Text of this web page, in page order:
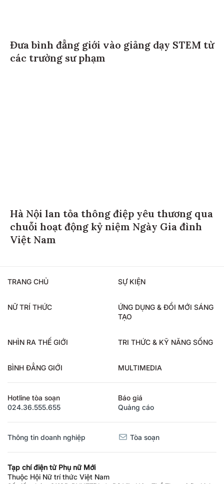
Đưa bình đẳng giới vào giảng dạy STEM từ
các trường sư phạm
Hà Nội lan tỏa thông điệp yêu thương qua
chuỗi hoạt động kỷ niệm Ngày Gia đình
Việt Nam
TRANG CHỦ SỰ KIỆN
NỮ TRÍ THỨC
ỨNG DỤNG & ĐỔI MỚI SÁNG
TẠO
NHÌN RA THẾ GIỚI TRI THỨC & KỸ NĂNG SỐNG
BÌNH ĐẲNG GIỚI MULTIMEDIA
Hotline tòa soạn
024.36.555.655
Báo giá
Quảng cáo
Thông tin doanh nghiệp Tòa soạn
Tạp chí điện tử Phụ nữ Mới
Thuộc Hội Nữ trí thức Việt Nam